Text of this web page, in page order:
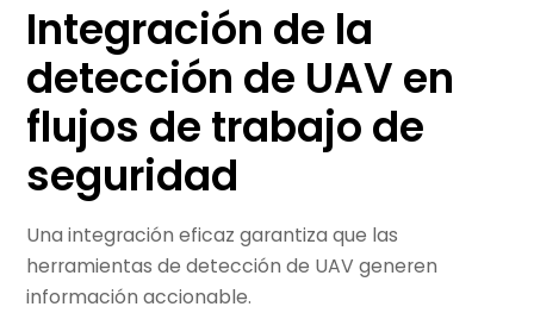
Integración de la
detección de UAV en
flujos de trabajo de
seguridad
Una integración eficaz garantiza que las
herramientas de detección de UAV generen
información accionable.